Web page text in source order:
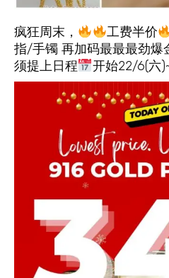
疯狂周末， 工费半价
指/手镯 再加码最最最劲爆
须提上日程
开始22/6(六